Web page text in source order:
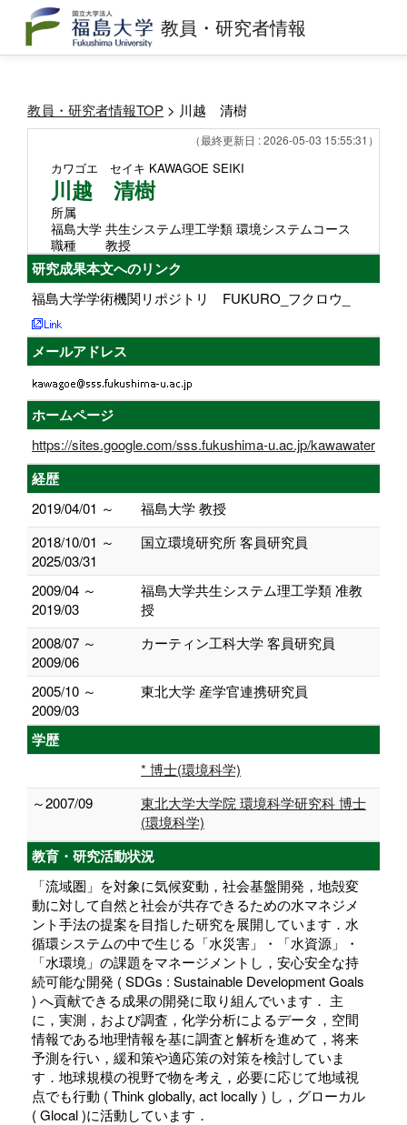
教員・研究者情報
教員・研究者情報TOP > 川越 清樹
（最終更新日 : 2026-05-03 15:55:31）
カワゴエ セイキ KAWAGOE SEIKI
川越 清樹
所属
福島大学 共生システム理工学類 環境システムコース
職種
教授
研究成果本文へのリンク
福島大学学術機関リポジトリ FUKURO_フクロウ_
メールアドレス
ホームページ
https://sites.google.com/sss.fukushima-u.ac.jp/kawawater
経歴
2019/04/01 ～
福島大学 教授
2018/10/01 ～
2025/03/31
国立環境研究所 客員研究員
2009/04 ～
2019/03
福島大学共生システム理工学類 准教
授
2008/07 ～
2009/06
カーティン工科大学 客員研究員
2005/10 ～
2009/03
東北大学 産学官連携研究員
学歴
* 博士(環境科学)
～2007/09
東北大学大学院 環境科学研究科 博士
(環境科学)
教育・研究活動状況
「流域圏」を対象に気候変動，社会基盤開発，地殻変
動に対して自然と社会が共存できるための水マネジメ
ント手法の提案を目指した研究を展開しています．水
循環システムの中で生じる「水災害」・「水資源」・
「水環境」の課題をマネージメントし，安心安全な持
続可能な開発 ( SDGs : Sustainable Development Goals
) へ貢献できる成果の開発に取り組んでいます． 主
に，実測，および調査，化学分析によるデータ，空間
情報である地理情報を基に調査と解析を進めて，将来
予測を行い，緩和策や適応策の対策を検討していま
す．地球規模の視野で物を考え，必要に応じて地域視
点でも行動 ( Think globally, act locally ) し，グローカル
( Glocal )に活動しています．